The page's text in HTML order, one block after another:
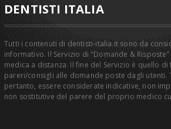
DENTISTI ITALIA
Tutti i contenuti di dentisti-italia.it sono da
informativo. Il Servizio di "Domande &
medica a distanza. Il fine del Servizio è quello
pareri/consigli alle domande poste dagli utenti.
pertanto, essere considerate indicative, non
non sostitutive del parere del proprio medico